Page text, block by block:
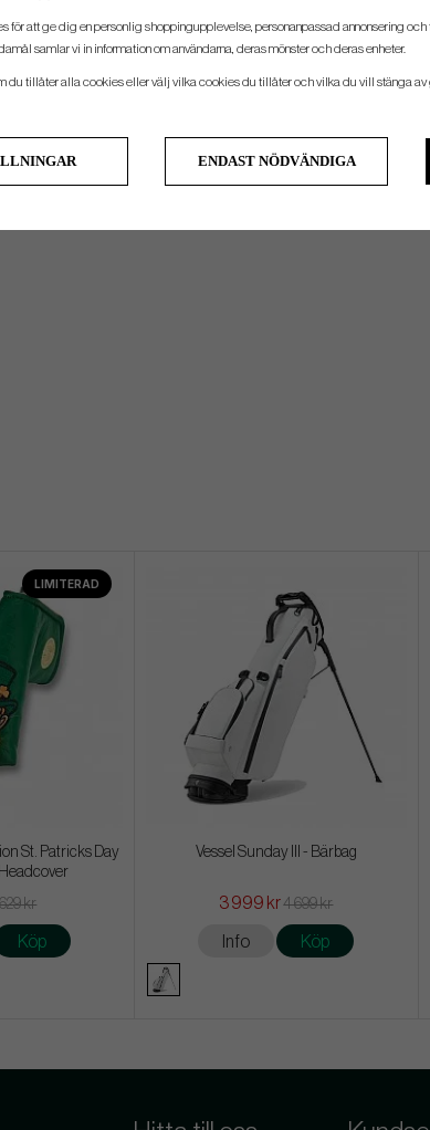
LIMITERAD
St. Patricks Day
629 kr
Köp
Vessel Sunday III - Bärbag
3 999 kr4 699 kr
Info Köp
för att ge dig en personlig shoppingupplevelse, personanpassad annonsering
samlar vi in information om användarna, deras mönster och deras enheter.
du tillåter alla cookies eller välj vilka cookies du tillåter och vilka du vill stänga av
ENDAST NÖDVÄNDIGA